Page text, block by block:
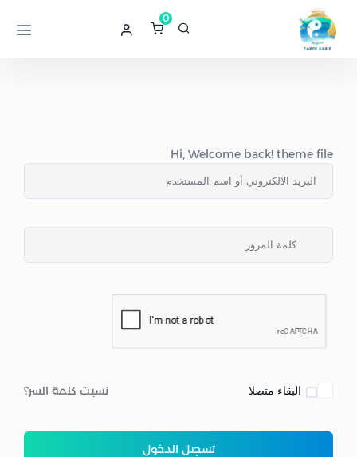
0
Hi, Welcome back! theme file
البقاء متصلا نسيت كلمة السر؟
تسجيل الدخول